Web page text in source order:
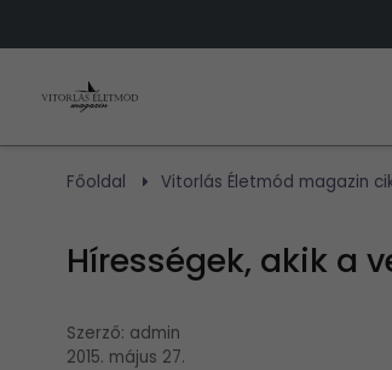
Főoldal Vitorlás Életmód magazin
Hírességek, akik a
Szerző: admin
2015. május 27.